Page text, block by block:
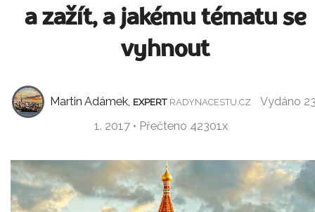
a zažít, a jakému tématu se
vyhnout
Martin Adámek, EXPERT RADYNACESTU.CZ
Vydáno
1. 2017 • Přečteno 42301x